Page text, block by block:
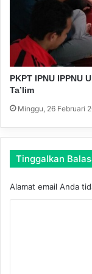
i
p
r
n
e
u
r
PKPT IPNU IPPNU
Ta’lim
Minggu, 26 Februari
Tinggalkan
Alamat email Anda